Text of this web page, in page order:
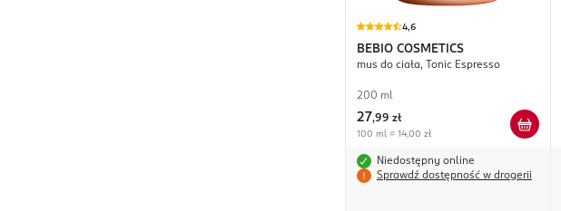
4,6
BEBIO COSMETICS
mus do ciała, Tonic Espresso
200 ml
27,99 zł
100 ml = 14,00 zł
Niedostępny online
Sprawdź dostępność w drogerii